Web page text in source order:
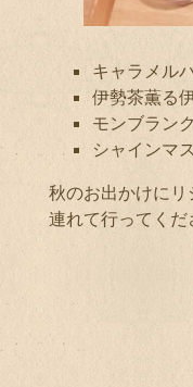
キャラメル
伊勢茶薫る
モンブラン
シャインマ
秋のお出かけに
連れて行ってくだ